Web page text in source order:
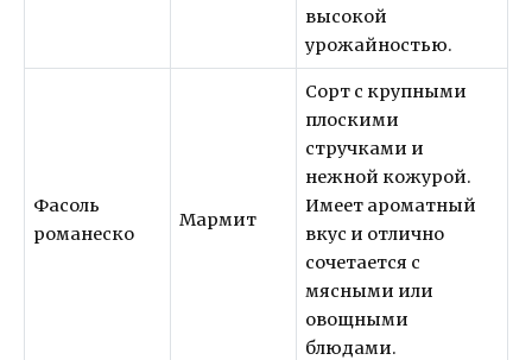
высокой
урожайностью.
Фасоль
романеско
Мармит
Сорт с крупными
плоскими
стручками и
нежной кожурой.
Имеет ароматный
вкус и отлично
сочетается с
мясными или
овощными
блюдами.